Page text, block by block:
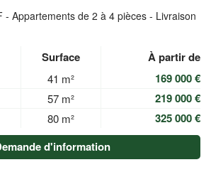
- Appartements de 2 à 4 pièces - Livraison
Surface À partir de
41 m² 169 000 €
57 m² 219 000 €
80 m²
325 000 €
d'information